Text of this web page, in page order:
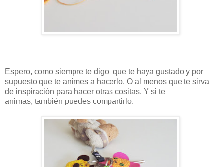
Espero, como siempre te digo, que te haya gustado y por
supuesto que te animes a hacerlo. O al menos que te sirva
de inspiración para hacer otras cositas. Y si te
animas, también puedes compartirlo.